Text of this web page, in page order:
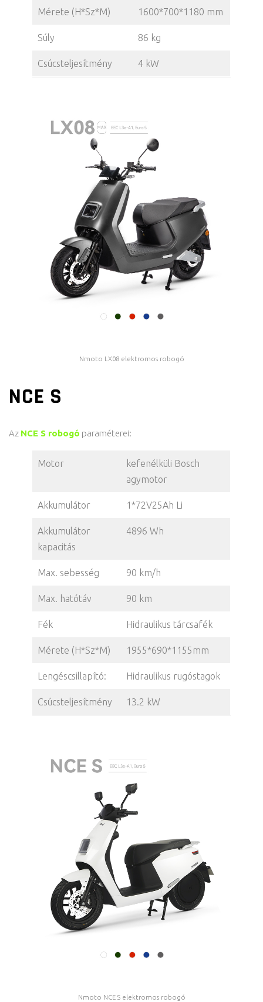
Mérete (H*Sz*M) 1600*700*1180 mm
Súly 86 kg
Csúcsteljesítmény 4 kW
Nmoto LX08 elektromos robogó
NCE S
Az NCE S robogó paraméterei:
Motor
kefenélküli Bosch
agymotor
Akkumulátor 1*72V25Ah Li
Akkumulátor
kapacitás
4896 Wh
Max. sebesség 90 km/h
Max. hatótáv 90 km
Fék Hidraulikus tárcsafék
Mérete (H*Sz*M) 1955*690*1155mm
Lengéscsillapító: Hidraulikus rugóstagok
Csúcsteljesítmény 13.2 kW
Nmoto NCE S elektromos robogó